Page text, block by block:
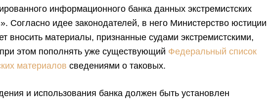
информационного банка данных экстремистских
Согласно идее законодателей, в него Министерство юстиции
вносить материалы, признанные судами экстремистскими,
этом пополнять уже существующий Федеральный список
материалов сведениями о таковых.
и использования банка должен быть установлен